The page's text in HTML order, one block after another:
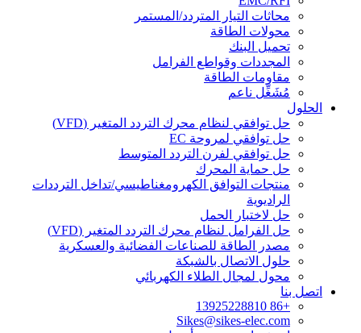
محاثات التيار المتردد/المستمر
محولات الطاقة
تحميل البنك
المجددات وقواطع الفرامل
مقاومات الطاقة
مُشَغِّل ناعم
الحلول
حل توافقي لنظام محرك التردد المتغير (VFD)
حل توافقي لمروحة EC
حل توافقي لفرن التردد المتوسط
حل حماية المحرك
منتجات التوافق الكهرومغناطيسي/تداخل الترددات
الراديوية
حل لاختبار الحمل
حل الفرامل لنظام محرك التردد المتغير (VFD)
مصدر الطاقة للصناعات الفضائية والعسكرية
حلول الاتصال بالشبكة
محول لمجال الطلاء الكهربائي
اتصل بنا
+86 13925228810
Sikes@sikes-elec.com